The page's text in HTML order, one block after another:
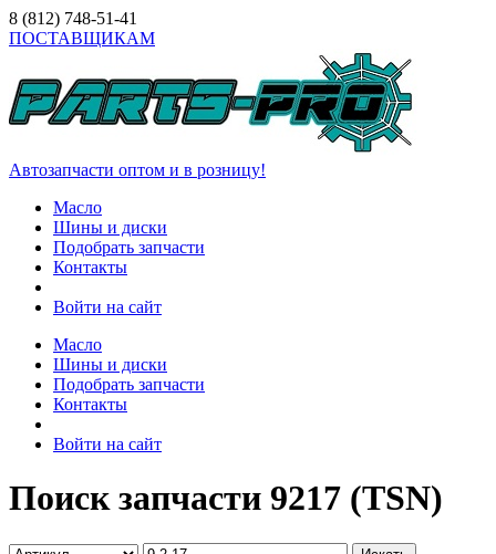
8 (812) 748-51-41
ПОСТАВЩИКАМ
Автозапчасти оптом и в розницу!
Масло
Шины и диски
Подобрать запчасти
Контакты
Войти на сайт
Масло
Шины и диски
Подобрать запчасти
Контакты
Войти на сайт
Поиск запчасти 9217 (TSN)